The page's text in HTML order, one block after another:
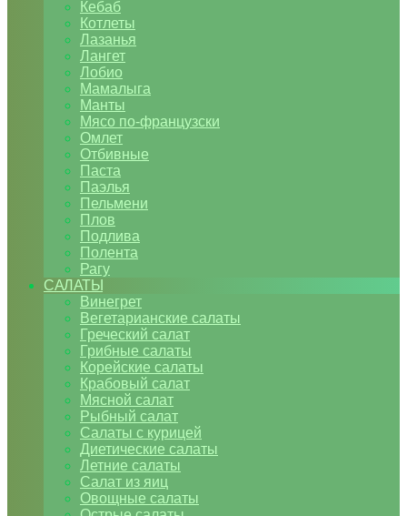
Кебаб
Котлеты
Лазанья
Лангет
Лобио
Мамалыга
Манты
Мясо по-французски
Омлет
Отбивные
Паста
Паэлья
Пельмени
Плов
Подлива
Полента
Рагу
САЛАТЫ
Винегрет
Вегетарианские салаты
Греческий салат
Грибные салаты
Корейские салаты
Крабовый салат
Мясной салат
Рыбный салат
Салаты с курицей
Диетические салаты
Летние салаты
Салат из яиц
Овощные салаты